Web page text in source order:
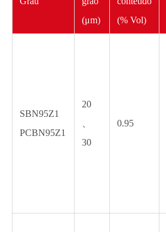
(μm)
(% Vol)
SBN95Z1
PCBN95Z1
20
30
0.95